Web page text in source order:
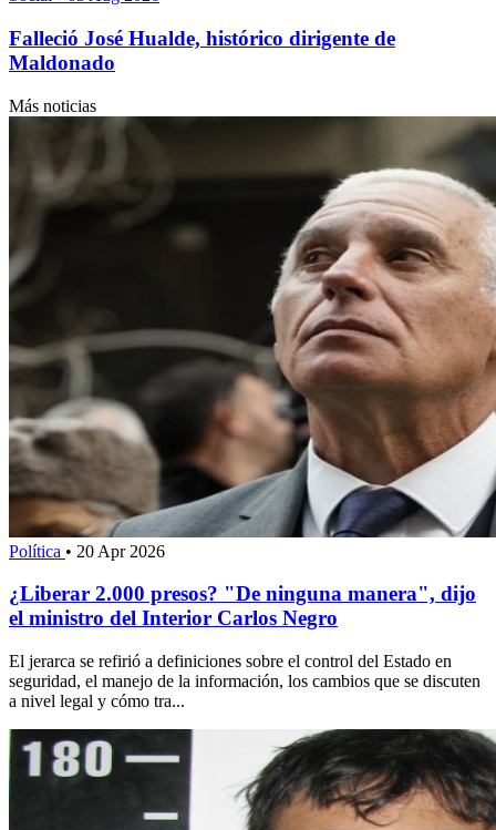
Falleció José Hualde, histórico dirigente de
Maldonado
Más noticias
Política • 20 Apr 2026
¿Liberar 2.000 presos? "De ninguna manera", dijo
el ministro del Interior Carlos Negro
El jerarca se refirió a definiciones sobre el control del Estado en
seguridad, el manejo de la información, los cambios que se discuten
a nivel legal y cómo tra...